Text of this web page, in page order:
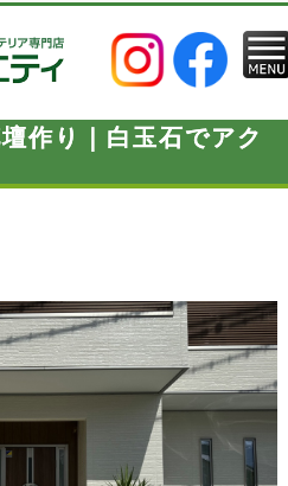
作り｜白玉石でアク